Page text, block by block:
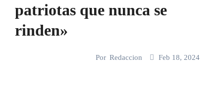
patriotas que nunca se
rinden»
Por Redaccion Feb 18, 2024